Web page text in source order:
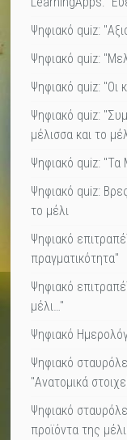
Ψηφιακό quiz:
Ψηφιακό quiz:
Ψηφιακό quiz: "Οι
Ψηφιακό quiz:
μέλισσα και το
Ψηφιακό quiz: "Τα
Ψηφιακό quiz:
το μέλι
Ψηφιακό
πραγματικότητα"
Ψηφιακό
μέλι…"
Ψηφιακό
Ψηφιακό
"Ανατομικά
Ψηφιακό
προϊόντα της